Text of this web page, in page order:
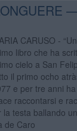
CARUSO -
libro che ha
cielo a San
il primo ocho
e per tre anni
raccontarsi e
testa ballando
de Caro